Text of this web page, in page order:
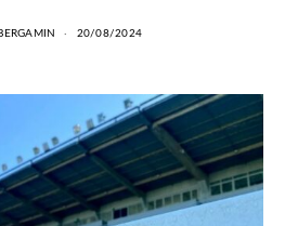
20/08/2024